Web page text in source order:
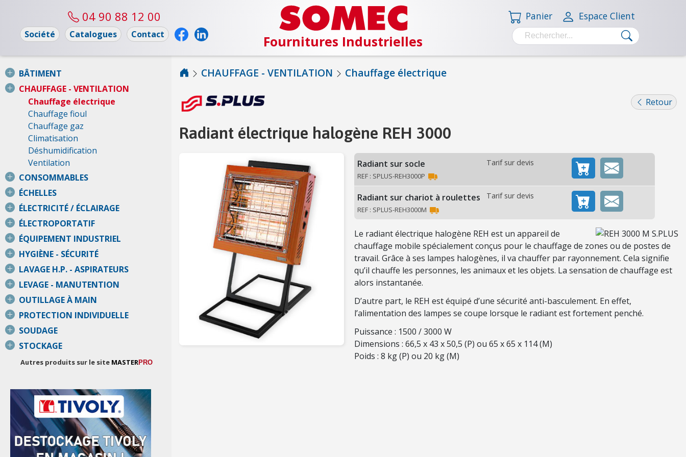
04 90 88 12 00
Société Catalogues Contact Fournitures Industrielles
Panier Espace Client
BÂTIMENT
CHAUFFAGE - VENTILATION
Chauffage électrique
Chauffage fioul
Chauffage gaz
Climatisation
Déshumidification
Ventilation
CONSOMMABLES
ÉCHELLES
ÉLECTRICITÉ / ÉCLAIRAGE
ÉLECTROPORTATIF
ÉQUIPEMENT INDUSTRIEL
HYGIÈNE - SÉCURITÉ
LAVAGE H.P. - ASPIRATEURS
LEVAGE - MANUTENTION
OUTILLAGE À MAIN
PROTECTION INDIVIDUELLE
SOUDAGE
STOCKAGE
Autres produits sur le site MASTERPRO
CHAUFFAGE - VENTILATION Chauffage électrique
Retour
Radiant électrique halogène REH 3000
Radiant sur socle
REF : SPLUS-REH3000P
Tarif sur devis
Radiant sur chariot à roulettes
REF : SPLUS-REH3000M
Tarif sur devis
Le radiant électrique halogène REH est un appareil de
chauffage mobile spécialement conçus pour le chauffage de zones ou de postes de
travail. Grâce à ses lampes halogènes, il va chauffer par rayonnement. Cela signifie
qu’il chauffe les personnes, les animaux et les objets. La sensation de chauffage est
alors instantanée.
D’autre part, le REH est équipé d’une sécurité anti-basculement. En effet,
l’alimentation des lampes se coupe lorsque le radiant est fortement penché.
Puissance : 1500 / 3000 W
Dimensions : 66,5 x 43 x 50,5 (P) ou 65 x 65 x 114 (M)
Poids : 8 kg (P) ou 20 kg (M)